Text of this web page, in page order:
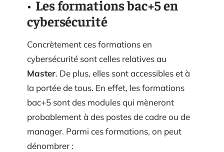
Les formations bac+5 en
cybersécurité
Concrètement ces formations en
cybersécurité sont celles relatives au
Master. De plus, elles sont accessibles et à
la portée de tous. En effet, les formations
bac+5 sont des modules qui mèneront
probablement à des postes de cadre ou de
manager. Parmi ces formations, on peut
dénombrer :